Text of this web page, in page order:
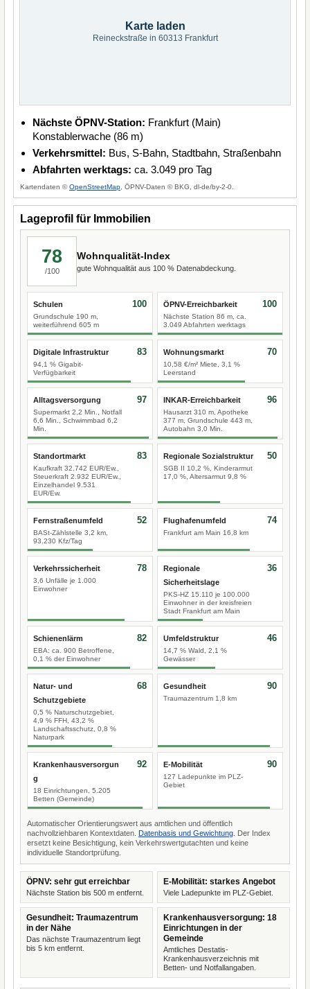
Karte laden
Reineckstraße in 60313 Frankfurt
Nächste ÖPNV-Station: Frankfurt (Main)
Konstablerwache (86 m)
Verkehrsmittel: Bus, S-Bahn, Stadtbahn, Straßenbahn
Abfahrten werktags: ca. 3.049 pro Tag
Kartendaten ©OpenStreetMap , ÖPNV-Daten © BKG, dl-de/by-2-0.
Lageprofil für Immobilien
78
/100
Wohnqualität-Index
gute Wohnqualität aus 100 % Datenabdeckung.
Schulen
Grundschule 190 m,
weiterführend 605 m
100 ÖPNV-Erreichbarkeit
Nächste Station 86 m, ca.
3.049 Abfahrten werktags
100
Digitale Infrastruktur
94,1 % Gigabit-
Verfügbarkeit
83 Wohnungsmarkt
10,58 €/m² Miete, 3,1 %
Leerstand
70
Alltagsversorgung
Supermarkt 2,2 Min., Notfall
6,6 Min., Schwimmbad 6,2
Min.
97 INKAR-Erreichbarkeit
Hausarzt 310 m, Apotheke
377 m, Grundschule 443 m,
Autobahn 3,0 Min.
96
Standortmarkt
Kaufkraft 32.742 EUR/Ew.,
Steuerkraft 2.932 EUR/Ew.,
Einzelhandel 9.531
EUR/Ew.
83 Regionale Sozialstruktur
SGB II 10,2 %, Kinderarmut
17,0 %, Altersarmut 9,8 %
50
Fernstraßenumfeld
BASt-Zählstelle 3,2 km,
93.230 Kfz/Tag
52 Flughafenumfeld
Frankfurt am Main 16,8 km
74
Verkehrssicherheit
3,6 Unfälle je 1.000
Einwohner
78
Regionale
Sicherheitslage
PKS-HZ 15.110 je 100.000
Einwohner in der kreisfreien
Stadt Frankfurt am Main
36
Schienenlärm
EBA: ca. 900 Betroffene,
0,1 % der Einwohner
82 Umfeldstruktur
14,7 % Wald, 2,1 %
Gewässer
46
Natur- und
Schutzgebiete
0,5 % Naturschutzgebiet,
4,9 % FFH, 43,2 %
Landschaftsschutz, 0,8 %
Naturpark
68 Gesundheit
Traumazentrum 1,8 km
90
Krankenhausversorgun
g
18 Einrichtungen, 5.205
Betten (Gemeinde)
92 E-Mobilität
127 Ladepunkte im PLZ-
Gebiet
90
Automatischer Orientierungswert aus amtlichen und öffentlich
nachvollziehbaren Kontextdaten. Datenbasis und Gewichtung . Der Index
ersetzt keine Besichtigung, kein Verkehrswertgutachten und keine
individuelle Standortprüfung.
ÖPNV: sehr gut erreichbar
Nächste Station bis 500 m entfernt.
E-Mobilität: starkes Angebot
Viele Ladepunkte im PLZ-Gebiet.
Gesundheit: Traumazentrum
in der Nähe
Das nächste Traumazentrum liegt
bis 5 km entfernt.
Krankenhausversorgung: 18
Einrichtungen in der
Gemeinde
Amtliches Destatis-
Krankenhausverzeichnis mit
Betten- und Notfallangaben.